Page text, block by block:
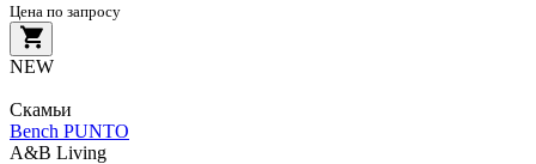
Цена по запросу
NEW
Скамьи
Bench PUNTO
A&B Living